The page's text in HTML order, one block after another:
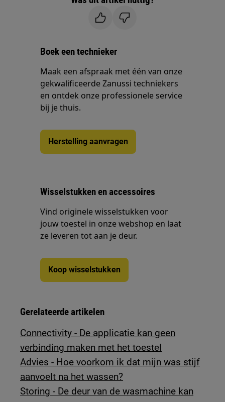
Boek een technieker
Maak een afspraak met één van onze
gekwalificeerde Zanussi techniekers
en ontdek onze professionele service
bij je thuis.
Herstelling aanvragen
Wisselstukken en accessoires
Vind originele wisselstukken voor
jouw toestel in onze webshop en laat
ze leveren tot aan je deur.
Koop wisselstukken
Gerelateerde artikelen
Connectivity - De applicatie kan geen
verbinding maken met het toestel
Advies - Hoe voorkom ik dat mijn was stijf
aanvoelt na het wassen?
Storing - De deur van de wasmachine kan